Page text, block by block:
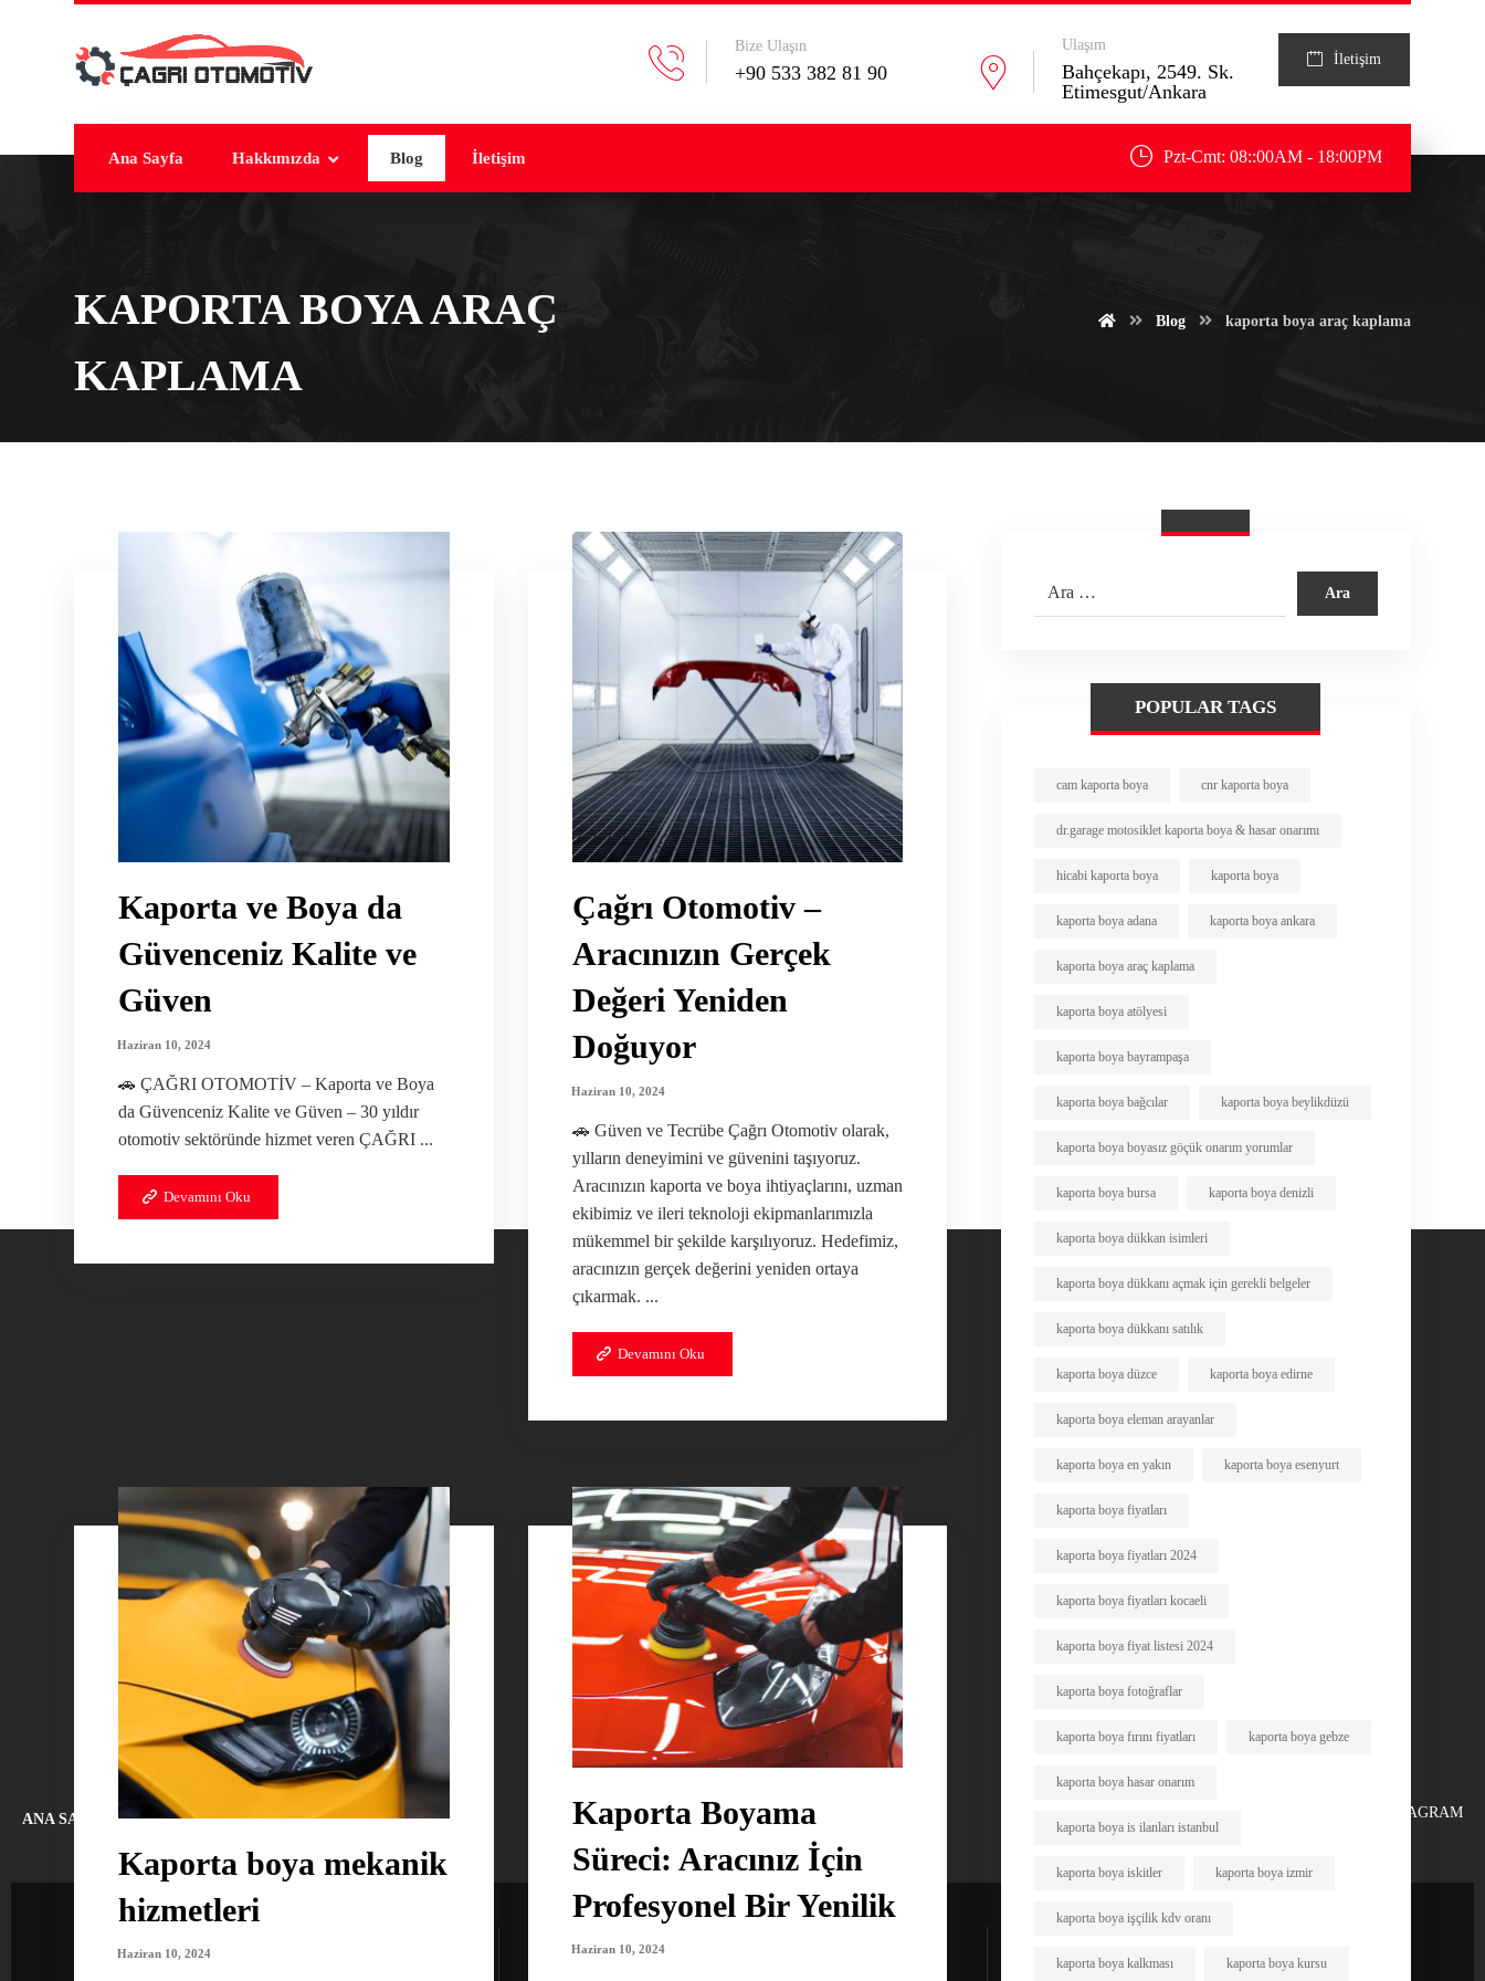
İletişim
Ulaşım
Bahçekapı, 2549. Sk.
Etimesgut/Ankara
Bize Ulaşın
+90 533 382 81 90
Ana Sayfa Hakkımızda Blog İletişim Pzt-Cmt: 08::00AM - 18:00PM
KAPORTA BOYA ARAÇ
KAPLAMA
Blog kaporta boya araç kaplama
Kaporta ve Boya da
Güvenceniz Kalite ve
Güven
Haziran 10, 2024
🚗 ÇAĞRI OTOMOTİV – Kaporta ve Boya
da Güvenceniz Kalite ve Güven – 30 yıldır
otomotiv sektöründe hizmet veren ÇAĞRI ...
Devamını Oku
Çağrı Otomotiv –
Aracınızın Gerçek
Değeri Yeniden
Doğuyor
Haziran 10, 2024
🚗 Güven ve Tecrübe Çağrı Otomotiv olarak,
yılların deneyimini ve güvenini taşıyoruz.
Aracınızın kaporta ve boya ihtiyaçlarını, uzman
ekibimiz ve ileri teknoloji ekipmanlarımızla
mükemmel bir şekilde karşılıyoruz. Hedefimiz,
aracınızın gerçek değerini yeniden ortaya
çıkarmak. ...
Devamını Oku
Kaporta boya mekanik
hizmetleri
Haziran 10, 2024
Kaporta Boyama
Süreci: Aracınız İçin
Profesyonel Bir Yenilik
Haziran 10, 2024
POPULAR TAGS
cam kaporta boya cnr kaporta boya
dr.garage motosiklet kaporta boya & hasar onarımı
hicabi kaporta boya kaporta boya
kaporta boya adana kaporta boya ankara
kaporta boya araç kaplama
kaporta boya atölyesi
kaporta boya bayrampaşa
kaporta boya bağcılar kaporta boya beylikdüzü
kaporta boya boyasız göçük onarım yorumlar
kaporta boya bursa kaporta boya denizli
kaporta boya dükkan isimleri
kaporta boya dükkanı açmak için gerekli belgeler
kaporta boya dükkanı satılık
kaporta boya düzce kaporta boya edirne
kaporta boya eleman arayanlar
kaporta boya en yakın kaporta boya esenyurt
kaporta boya fiyatları
kaporta boya fiyatları 2024
kaporta boya fiyatları kocaeli
kaporta boya fiyat listesi 2024
kaporta boya fotoğraflar
kaporta boya fırını fiyatları kaporta boya gebze
kaporta boya hasar onarım
kaporta boya is ilanları istanbul
kaporta boya iskitler kaporta boya izmir
kaporta boya işçilik kdv oranı
kaporta boya kalkması kaporta boya kursu
ANA SAYFA HAKKIMIZDA BLOG İLETIŞIM INSTAGRAM